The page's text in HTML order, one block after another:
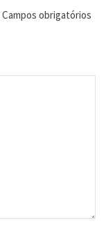
Campos obrigatórios